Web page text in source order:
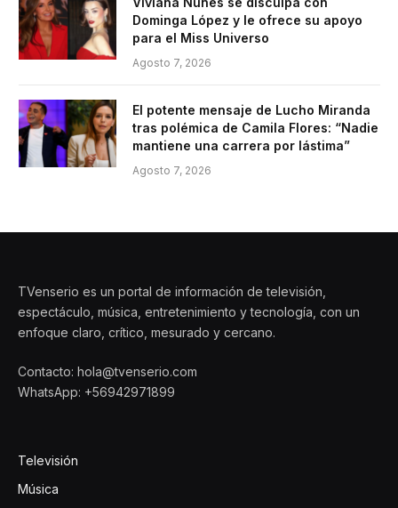
Dominga López y le ofrece su apoyo
para el Miss Universo
Agosto 7, 2026
El potente mensaje de Lucho Miranda
tras polémica de Camila Flores: “Nadie
mantiene una carrera por lástima”
Agosto 7, 2026
TVenserio es un portal de información de televisión,
espectáculo, música, entretenimiento y tecnología, con un
enfoque claro, crítico, mesurado y cercano.
Contacto: hola@tvenserio.com
WhatsApp: +56942971899
Televisión
Música